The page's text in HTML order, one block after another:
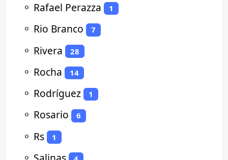
⚬ Rafael Perazza 1
⚬ Rio Branco 7
⚬ Rivera 28
⚬ Rocha 14
⚬ Rodríguez 1
⚬ Rosario 6
⚬ Rs 1